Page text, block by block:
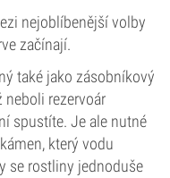
nejoblíbenější volby
začínají.
také jako zásobníkový
neboli rezervoár
spustíte. Je ale nutné
který vodu
se rostliny jednoduše